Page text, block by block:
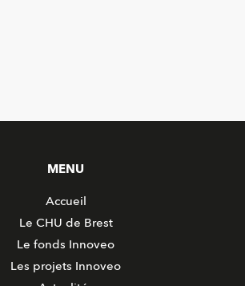
MENU
Accueil
Le CHU de Brest
Le fonds Innoveo
Les projets Innoveo